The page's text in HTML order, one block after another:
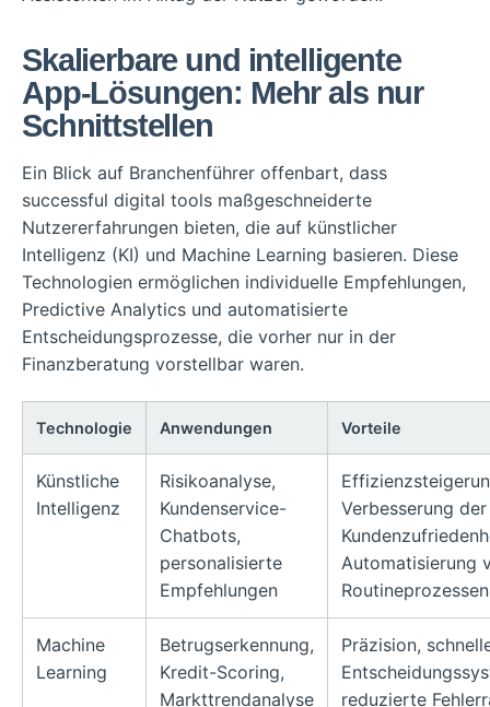
Skalierbare und intelligente
App-Lösungen: Mehr als nur
Schnittstellen
Ein Blick auf Branchenführer offenbart, dass
successful digital tools maßgeschneiderte
Nutzererfahrungen bieten, die auf künstlicher
Intelligenz (KI) und Machine Learning basieren. Diese
Technologien ermöglichen individuelle Empfehlungen,
Predictive Analytics und automatisierte
Entscheidungsprozesse, die vorher nur in der
Finanzberatung vorstellbar waren.
Technologie Anwendungen Vorteile
Künstliche
Intelligenz
Risikoanalyse,
Kundenservice-
Chatbots,
personalisierte
Empfehlungen
Verbesserung der
Automatisierung
Routineprozessen
Machine
Learning
Betrugserkennung,
Kredit-Scoring,
Markttrendanalyse
Präzision,
reduzierte